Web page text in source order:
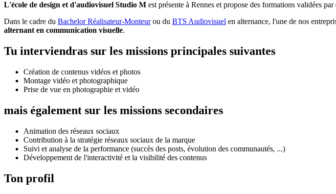
L'école de design et d'audiovisuel Studio M est présente à Rennes et propose des formations validées
Dans le cadre du Bachelor Réalisateur-Monteurou du BTS Audiovisuel en alternance, l'une de nos
alternant en communication visuelle.
Tu interviendras sur les missions principales suivantes
Création de contenus vidéos et photos
Montage vidéo et photographique
Prise de vue en photographie et vidéo
mais également sur les missions secondaires
Animation des réseaux sociaux
Contribution à la stratégie réseaux sociaux de la marque
Suivi et analyse de la performance (succès des posts, évolution des communautés, ...)
Développement de l'interactivité et la visibilité des contenus
Ton profil